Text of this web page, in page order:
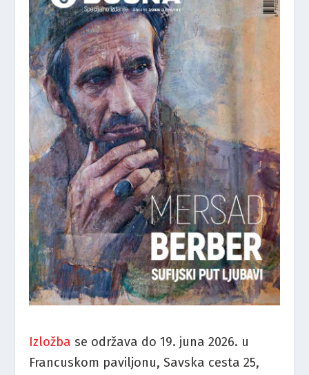
Izložba se održava do 19. juna 2026. u
Francuskom paviljonu, Savska cesta 25,